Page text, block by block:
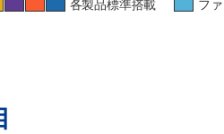
各製品標準搭載
フ